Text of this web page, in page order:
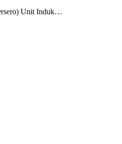
Unit Induk…